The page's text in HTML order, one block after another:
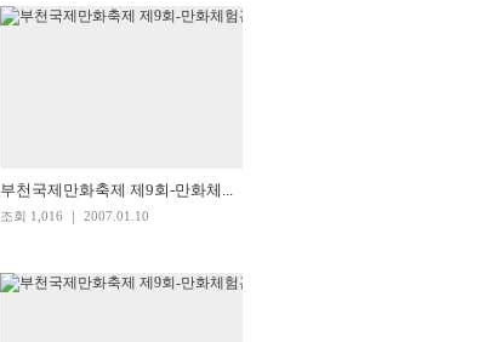
부천국제만화축제 제9회-만화체...
조회 1,016 ｜ 2007.01.10